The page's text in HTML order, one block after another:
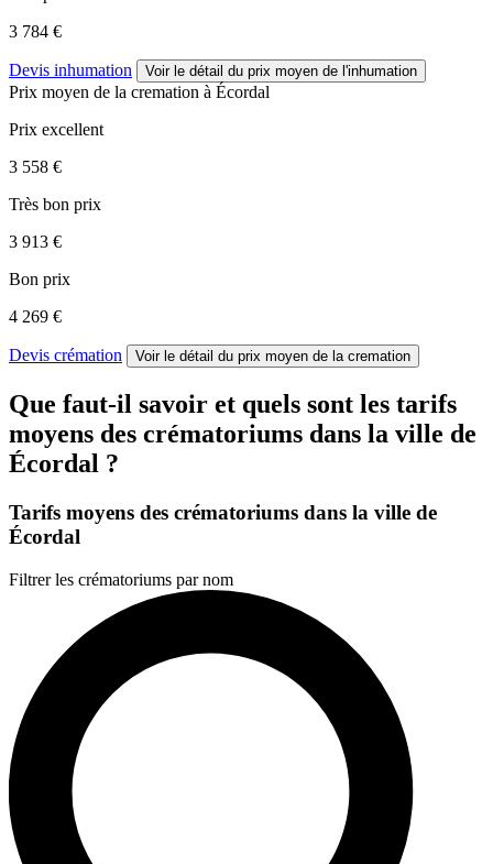
3 784 €
Devis inhumation Voir le détail du prix moyen de l'inhumation
Prix moyen de la cremation à Écordal
Prix excellent
3 558 €
Très bon prix
3 913 €
Bon prix
4 269 €
Devis crémation Voir le détail du prix moyen de la cremation
Que faut-il savoir et quels sont les tarifs
moyens des crématoriums dans la ville de
Écordal ?
Tarifs moyens des crématoriums dans la ville de
Écordal
Filtrer les crématoriums par nom